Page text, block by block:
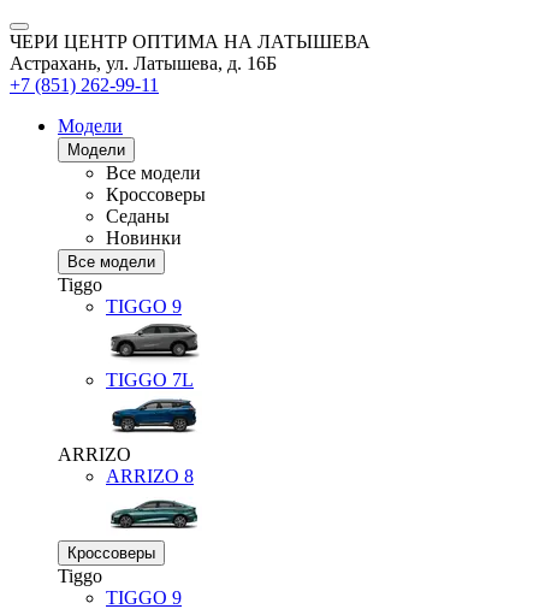
ЧЕРИ ЦЕНТР ОПТИМА НА ЛАТЫШЕВА
Астрахань, ул. Латышева, д. 16Б
+7 (851) 262-99-11
Модели
Модели
Все модели
Кроссоверы
Седаны
Новинки
Все модели
Tiggo
TIGGO 9
TIGGO 7L
ARRIZO
ARRIZO 8
Кроссоверы
Tiggo
TIGGO 9